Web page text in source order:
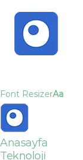
Font ResizerAa
Anasayfa
Teknoloji